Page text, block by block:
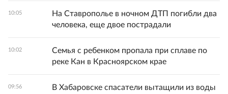
10:05
На Ставрополье в ночном ДТП погибли два
человека, еще двое пострадали
10:02
Семья с ребенком пропала при сплаве по
реке Кан в Красноярском крае
09:56
В Хабаровске спасатели вытащили из воды